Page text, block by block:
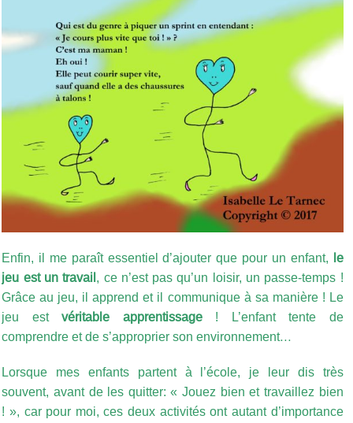
Enfin, il me paraît essentiel d’ajouter que pour un enfant, le
jeu est un travail , ce n’est pas qu’un loisir, un passe-temps !
Grâce au jeu, il apprend et il communique à sa manière ! Le
jeu estvéritable apprentissage! L’enfant tente de
comprendre et de s’approprier son environnement…
Lorsque mes enfants partent à l’école, je leur dis très
souvent, avant de les quitter: « Jouez bien et travaillez bien
! », car pour moi, ces deux activités ont autant d’importance